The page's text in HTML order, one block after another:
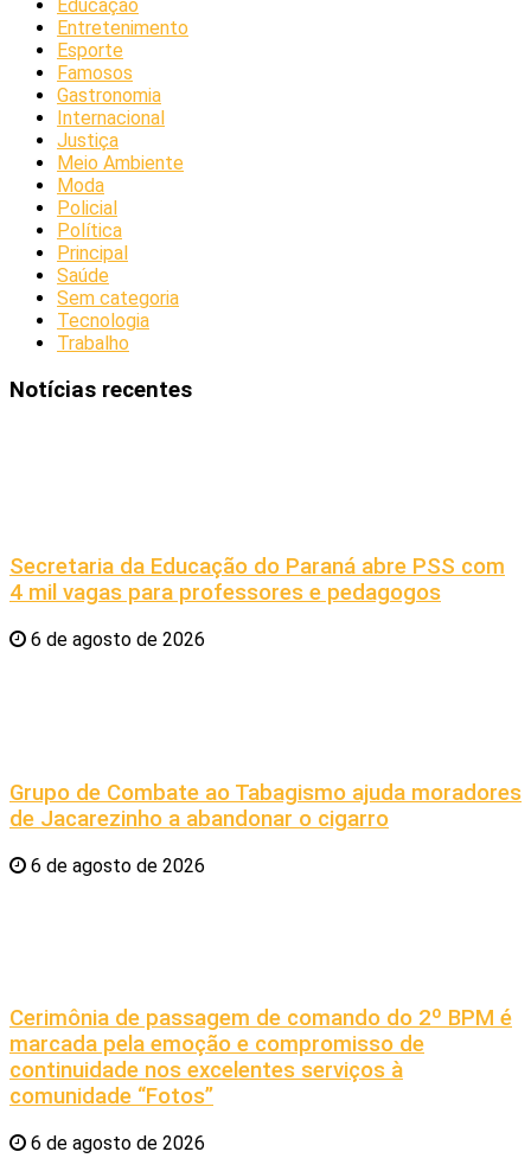
Educação
Entretenimento
Esporte
Famosos
Gastronomia
Internacional
Justiça
Meio Ambiente
Moda
Policial
Política
Principal
Saúde
Sem categoria
Tecnologia
Trabalho
Notícias recentes
Secretaria da Educação do Paraná abre PSS com
4 mil vagas para professores e pedagogos
6 de agosto de 2026
Grupo de Combate ao Tabagismo ajuda moradores
de Jacarezinho a abandonar o cigarro
6 de agosto de 2026
Cerimônia de passagem de comando do 2º BPM é
marcada pela emoção e compromisso de
continuidade nos excelentes serviços à
comunidade “Fotos”
6 de agosto de 2026